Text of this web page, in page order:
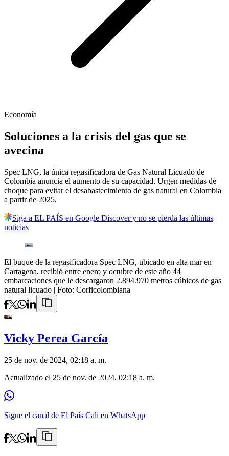
Economía
Soluciones a la crisis del gas que se
avecina
Spec LNG, la única regasificadora de Gas Natural Licuado de
Colombia anuncia el aumento de su capacidad. Urgen medidas de
choque para evitar el desabastecimiento de gas natural en Colombia
a partir de 2025.
Siga a EL PAÍS en Google Discover y no se pierda las últimas
noticias
El buque de la regasificadora Spec LNG, ubicado en alta mar en
Cartagena, recibió entre enero y octubre de este año 44
embarcaciones que le descargaron 2.894.970 metros cúbicos de gas
natural licuado | Foto: Corficolombiana
Vicky Perea García
25 de nov. de 2024, 02:18 a. m.
Actualizado el 25 de nov. de 2024, 02:18 a. m.
Sigue el canal de El País Cali en WhatsApp